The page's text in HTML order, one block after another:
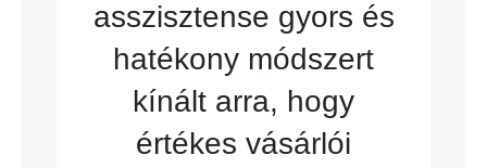
asszisztense gyors és
hatékony módszert
kínált arra, hogy
értékes vásárlói